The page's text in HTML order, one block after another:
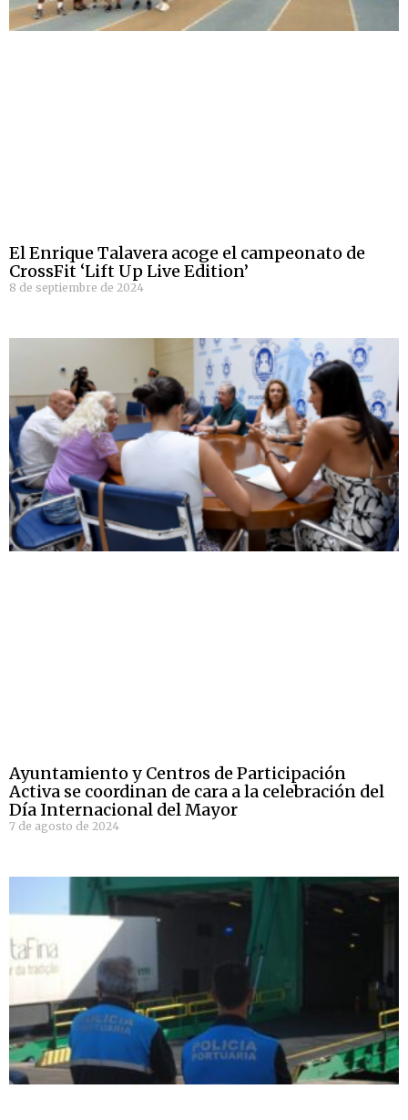
El Enrique Talavera acoge el campeonato de
CrossFit ‘Lift Up Live Edition’
8 de septiembre de 2024
Ayuntamiento y Centros de Participación
Activa se coordinan de cara a la celebración del
Día Internacional del Mayor
7 de agosto de 2024